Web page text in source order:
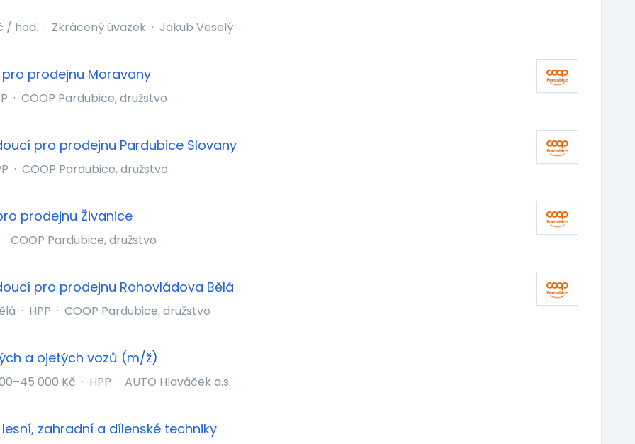
/ hod. · Zkrácený úvazek · Jakub Veselý
prodejnu Moravany
· COOP Pardubice, družstvo
pro prodejnu Pardubice Slovany
· COOP Pardubice, družstvo
prodejnu Živanice
· COOP Pardubice, družstvo
pro prodejnu Rohovládova Bělá
· HPP · COOP Pardubice, družstvo
a ojetých vozů (m/ž)
000 Kč · HPP · AUTO Hlaváček a.s.
zahradní a dílenské techniky